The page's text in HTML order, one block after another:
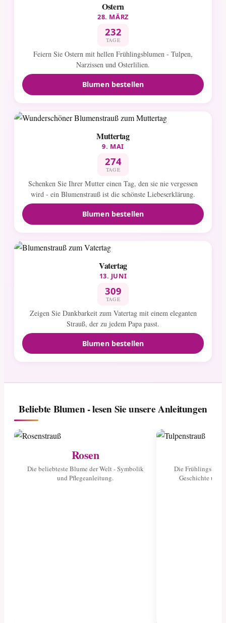
Ostern
28. MÄRZ
232
TAGE
Feiern Sie Ostern mit hellen Frühlingsblumen - Tulpen,
Narzissen und Osterlilien.
Blumen bestellen
Muttertag
9. MAI
274
TAGE
Schenken Sie Ihrer Mutter einen Tag, den sie nie vergessen
wird - ein Blumenstrauß ist die schönste Liebeserklärung.
Blumen bestellen
Vatertag
13. JUNI
309
TAGE
Zeigen Sie Dankbarkeit zum Vatertag mit einem eleganten
Strauß, der zu jedem Papa passt.
Blumen bestellen
Beliebte Blumen - lesen Sie unsere Anleitungen
Rosen
Die beliebteste Blume der Welt - Symbolik
und Pflegeanleitung.
Die
Geschichte und